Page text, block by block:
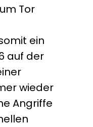
Tor
ein
auf der
wieder
Angriffe